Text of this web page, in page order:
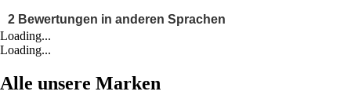
Loading...
Loading...
Alle unsere Marken